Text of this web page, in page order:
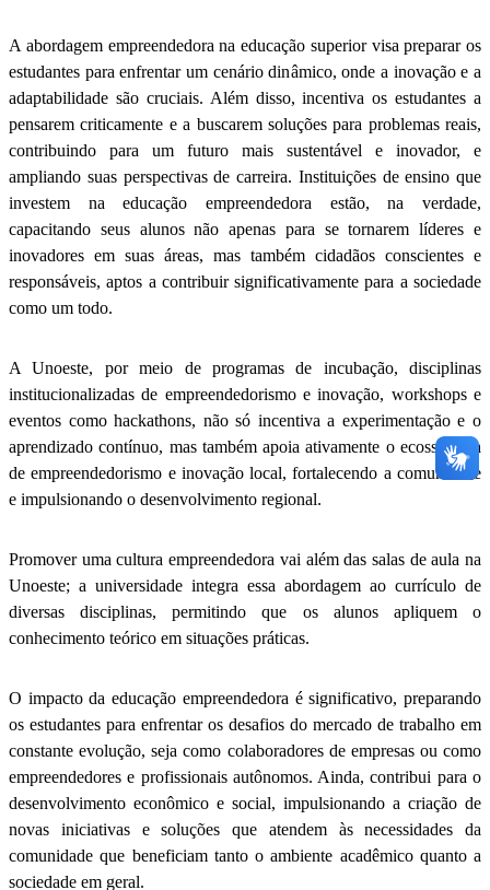
A abordagem empreendedora na educação superior visa preparar os
estudantes para enfrentar um cenário dinâmico, onde a inovação e a
adaptabilidade são cruciais. Além disso, incentiva os estudantes a
pensarem criticamente e a buscarem soluções para problemas reais,
contribuindo para um futuro mais sustentável e inovador, e
ampliando suas perspectivas de carreira. Instituições de ensino que
investem na educação empreendedora estão, na verdade,
capacitando seus alunos não apenas para se tornarem líderes e
inovadores em suas áreas, mas também cidadãos conscientes e
responsáveis, aptos a contribuir significativamente para a sociedade
como um todo.
A Unoeste, por meio de programas de incubação, disciplinas
institucionalizadas de empreendedorismo e inovação, workshops e
eventos como hackathons, não só incentiva a experimentação e o
aprendizado contínuo, mas também apoia ativamente o ecossistema
de empreendedorismo e inovação local, fortalecendo a comunidade
e impulsionando o desenvolvimento regional.
Promover uma cultura empreendedora vai além das salas de aula na
Unoeste; a universidade integra essa abordagem ao currículo de
diversas disciplinas, permitindo que os alunos apliquem o
conhecimento teórico em situações práticas.
O impacto da educação empreendedora é significativo, preparando
os estudantes para enfrentar os desafios do mercado de trabalho em
constante evolução, seja como colaboradores de empresas ou como
empreendedores e profissionais autônomos. Ainda, contribui para o
desenvolvimento econômico e social, impulsionando a criação de
novas iniciativas e soluções que atendem às necessidades da
comunidade que beneficiam tanto o ambiente acadêmico quanto a
sociedade em geral.